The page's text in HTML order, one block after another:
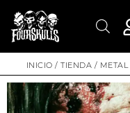
INICIO /TIENDA / METAL